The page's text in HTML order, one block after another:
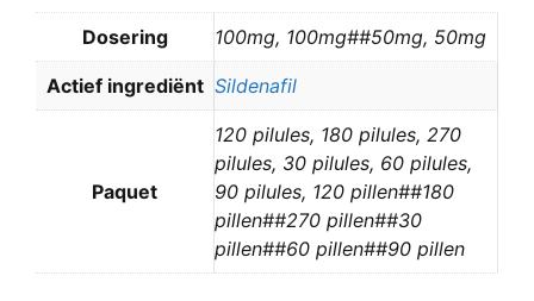
Dosering 100mg, 100mg##50mg, 50mg
Actief ingrediënt Sildenafil
Paquet
120 pilules, 180 pilules, 270
pilules, 30 pilules, 60 pilules,
90 pilules, 120 pillen##180
pillen##270 pillen##30
pillen##60 pillen##90 pillen